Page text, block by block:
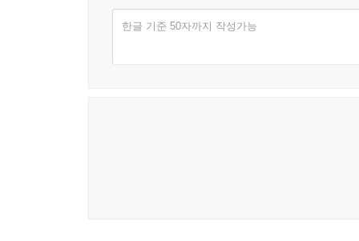
한글 기준 50자까지 작성가능